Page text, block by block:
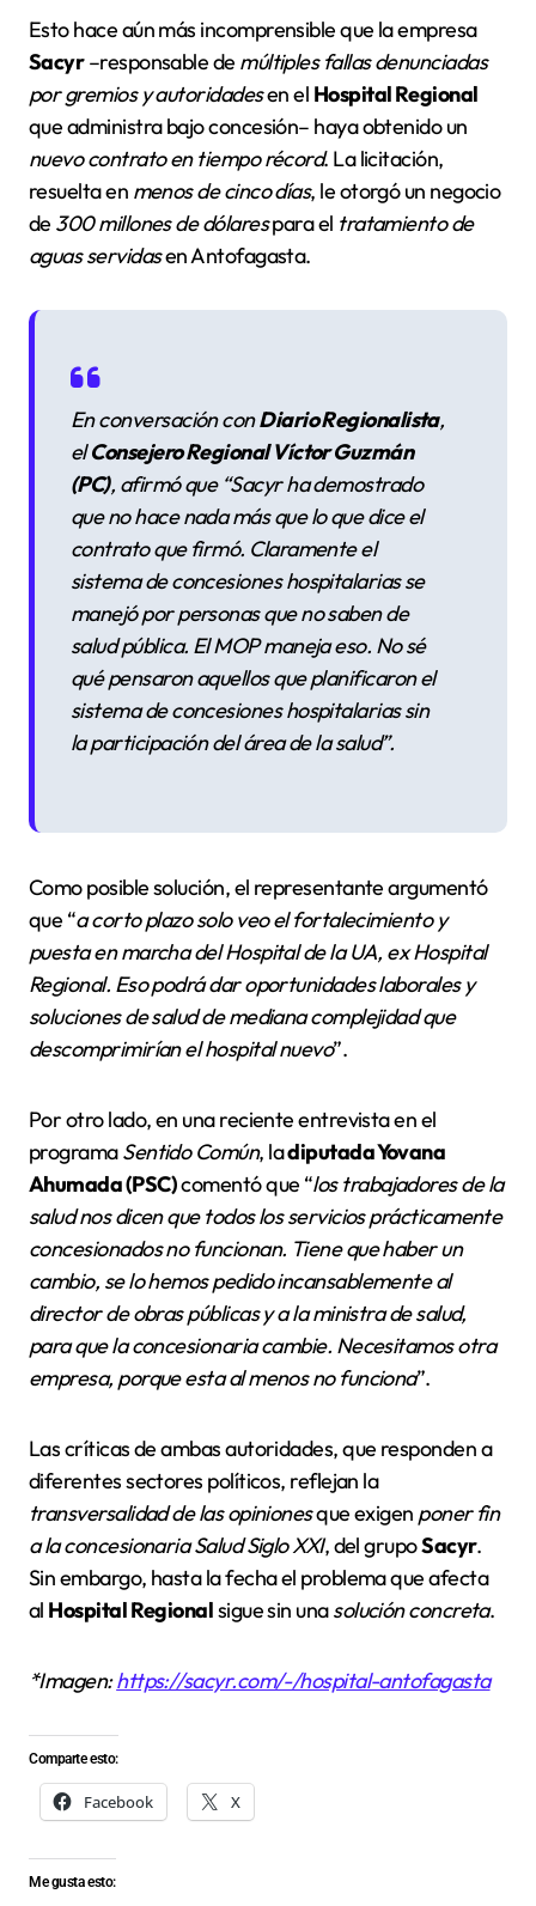
Esto hace aún más incomprensible que la empresa
Sacyr–responsable de múltiples fallas denunciadas
por gremios y autoridadesen el Hospital Regional
que administra bajo concesión– haya obtenido un
nuevo contrato en tiempo récord. La licitación,
resuelta en menos de cinco días, le otorgó un negocio
de 300 millones de dólarespara el tratamiento de
aguas servidasen Antofagasta.
En conversación conDiario Regionalista,
elConsejero Regional Víctor Guzmán
(PC), afirmó que “Sacyr ha demostrado
que no hace nada más que lo que dice el
contrato que firmó. Claramente el
sistema de concesiones hospitalarias se
manejó por personas que no saben de
salud pública. El MOP maneja eso. No sé
qué pensaron aquellos que planificaron el
sistema de concesiones hospitalarias sin
la participación del área de la salud”.
Como posible solución, el representante argumentó
que “a corto plazo solo veo el fortalecimiento y
puesta en marcha del Hospital de la UA, ex Hospital
Regional. Eso podrá dar oportunidades laborales y
soluciones de salud de mediana complejidad que
descomprimirían el hospital nuevo”.
Por otro lado, en una reciente entrevista en el
programaSentido Común, ladiputada Yovana
Ahumada (PSC)comentó que “los trabajadores de la
salud nos dicen que todos los servicios prácticamente
concesionados no funcionan. Tiene que haber un
cambio, se lo hemos pedido incansablemente al
director de obras públicas y a la ministra de salud,
para que la concesionaria cambie. Necesitamos otra
empresa, porque esta al menos no funciona”.
Las críticas de ambas autoridades, que responden a
diferentes sectores políticos, reflejan la
transversalidad de las opinionesque exigen poner fin
a la concesionaria Salud Siglo XXI, del grupoSacyr.
Sin embargo, hasta la fecha el problema que afecta
al Hospital Regionalsigue sin unasolución concreta.
*Imagen:https://sacyr.com/-/hospital-antofagasta
Comparte esto:
Facebook X
Me gusta esto: